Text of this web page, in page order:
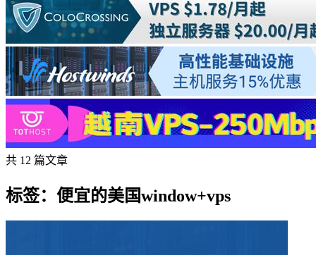
共 12 篇文章
标签：便宜的美国window+vps